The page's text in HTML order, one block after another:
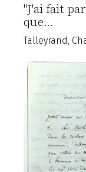
"J'ai fait
que…
Talleyrand,